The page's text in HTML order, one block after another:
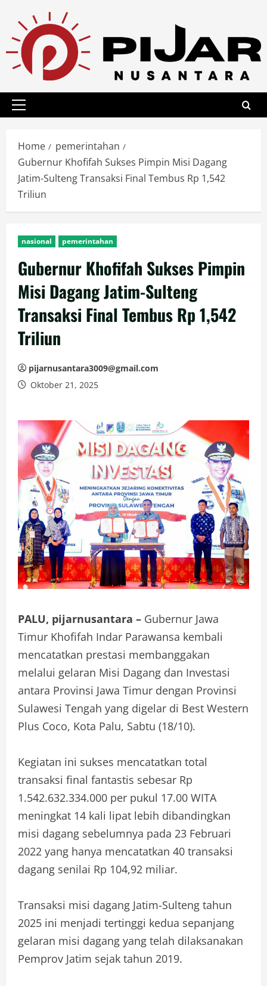
content
Primary
Home
pemerintahan
Gubernur Khofifah Sukses Pimpin Misi Dagang
Jatim-Sulteng Transaksi Final Tembus Rp 1,542
Triliun
nasional pemerintahan
Gubernur Khofifah Sukses Pimpin
Misi Dagang Jatim-Sulteng
Transaksi Final Tembus Rp 1,542
Triliun
pijarnusantara3009@gmail.com
Oktober 21, 2025
PALU, pijarnusantara – Gubernur Jawa
Timur Khofifah Indar Parawansa kembali
mencatatkan prestasi membanggakan
melalui gelaran Misi Dagang dan Investasi
antara Provinsi Jawa Timur dengan Provinsi
Sulawesi Tengah yang digelar di Best Western
Plus Coco, Kota Palu, Sabtu (18/10).
Kegiatan ini sukses mencatatkan total
transaksi final fantastis sebesar Rp
1.542.632.334.000 per pukul 17.00 WITA
meningkat 14 kali lipat lebih dibandingkan
misi dagang sebelumnya pada 23 Februari
2022 yang hanya mencatatkan 40 transaksi
dagang senilai Rp 104,92 miliar.
Transaksi misi dagang Jatim-Sulteng tahun
2025 ini menjadi tertinggi kedua sepanjang
gelaran misi dagang yang telah dilaksanakan
Pemprov Jatim sejak tahun 2019.